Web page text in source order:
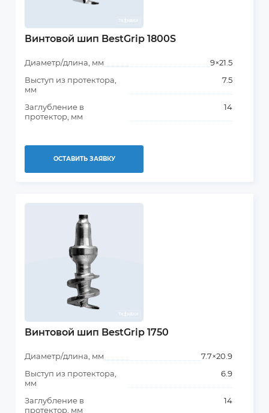
Винтовой шип BestGrip 1800S
Диаметр/длина, мм
9×21.5
Выступ из протектора,
мм
7.5
Заглубление в
протектор, мм
14
ОСТАВИТЬ ЗАЯВКУ
Винтовой шип BestGrip 1750
Диаметр/длина, мм
7.7×20.9
Выступ из протектора,
мм
6.9
Заглубление в
протектор, мм
14